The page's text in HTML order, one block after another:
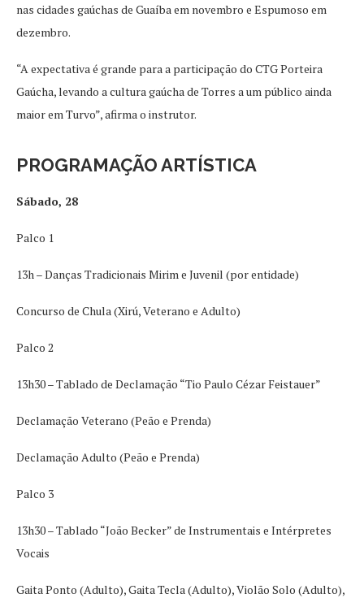
nas cidades gaúchas de Guaíba em novembro e Espumoso em
dezembro.
“A expectativa é grande para a participação do CTG Porteira
Gaúcha, levando a cultura gaúcha de Torres a um público ainda
maior em Turvo”, afirma o instrutor.
PROGRAMAÇÃO ARTÍSTICA
Sábado, 28
Palco 1
13h – Danças Tradicionais Mirim e Juvenil (por entidade)
Concurso de Chula (Xirú, Veterano e Adulto)
Palco 2
13h30 – Tablado de Declamação “Tio Paulo Cézar Feistauer”
Declamação Veterano (Peão e Prenda)
Declamação Adulto (Peão e Prenda)
Palco 3
13h30 – Tablado “João Becker” de Instrumentais e Intérpretes
Vocais
Gaita Ponto (Adulto), Gaita Tecla (Adulto), Violão Solo (Adulto),